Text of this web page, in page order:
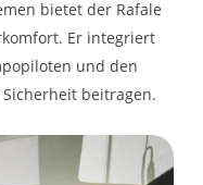
Mittelarmlehne &
verschiebbarer
bietet der Rafale
Er integriert
und den
beitragen.